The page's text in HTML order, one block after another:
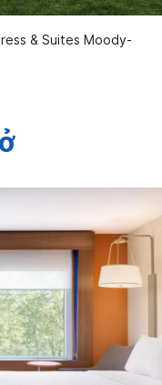
& Suites Moody-